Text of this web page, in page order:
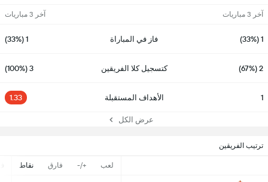
آخر 3 مباريات آخر 3 مباريات
1 (33%) فاز في المباراة 1 (33%)
2 (67%) كتسجيل كلا الفريقين 3 (100%)
1 الأهداف المستقبلة 1.33
عرض الكل
ترتيب الفريقين
لعب +/- فارق نقاط